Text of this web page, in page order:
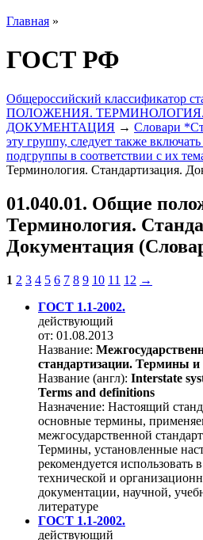
Главная »
ГОСТ РФ
Общероссийский классификатор
ПОЛОЖЕНИЯ.
ДОКУМЕНТАЦИЯ → Словари
эту группу, следует также
подгруппы в соответствии с их
Терминология. Стандартизация.
01.040.01. Общие
Терминология.
Документация
1 2 3 4 5 6 7 8 9 10 11 12 →
ГОСТ 1.1-2002.
действующий
от: 01.08.2013
Название:
стандартизации. Термины и
Название (англ): Interstate
Terms and definitions
Назначение: Настоящий
основные термины,
межгосударственной
Термины, установленные
рекомендуется
технической и
документации, научной,
литературе
ГОСТ 1.1-2002.
действующий